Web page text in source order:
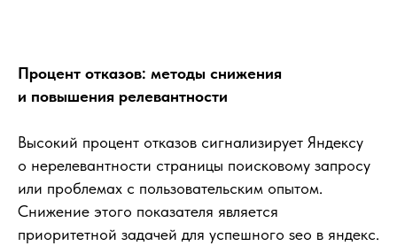
Процент отказов: методы снижения
и повышения релевантности
Высокий процент отказов сигнализирует Яндексу
о нерелевантности страницы поисковому запросу
или проблемах с пользовательским опытом.
Снижение этого показателя является
приоритетной задачей для успешного seo в яндекс.